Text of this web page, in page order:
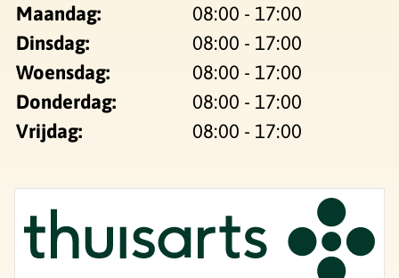
Maandag:
08:00 - 17:00
Dinsdag:
08:00 - 17:00
Woensdag:
08:00 - 17:00
Donderdag:
08:00 - 17:00
Vrijdag:
08:00 - 17:00